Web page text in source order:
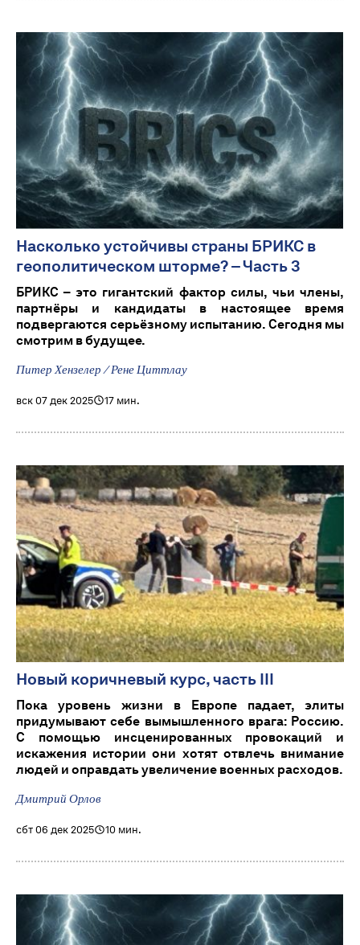
Насколько устойчивы страны БРИКС в
геополитическом шторме? – Часть 3
БРИКС – это гигантский фактор силы, чьи члены,
партнёры и кандидаты в настоящее время
подвергаются серьёзному испытанию. Сегодня мы
смотрим в будущее.
Питер Хензелер / Рене Циттлау
вск 07 дек 2025 17 мин.
Новый коричневый курс, часть III
Пока уровень жизни в Европе падает, элиты
придумывают себе вымышленного врага: Россию.
С помощью инсценированных провокаций и
искажения истории они хотят отвлечь внимание
людей и оправдать увеличение военных расходов.
Дмитрий Орлов
сбт 06 дек 2025 10 мин.